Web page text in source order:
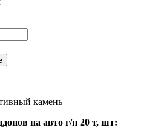
камень
на авто г/п 20 т, шт: